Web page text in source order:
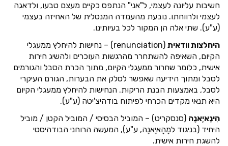
חשיבות עליונה לעצמי, ל"אני" הנתפס כקיים מעצם טבעו, ולדאגה
לעצמי ולרווחתו. נובעת מהעמדה המנטלית של האחיזה בעצמי
(ע"ע). שתי אלה הן המקור לכל בעיותינו.
היחלצות וודאית
(renunciation) – נחישות להיחלץ ממעגלי
הקיום, השאיפה להשתחרר מהרגשות העוכרים ולהשיג חירות
אישית, כלומר שחרור ממעגלי הקיום, מתוך הכרת הסבל והגורמים
לסבל ומתוך הידיעה שאפשר לסלק את הבערות, הגורם העיקרי
לסבל, באמצעות הבנת הריקוּת. הנחישות להיחלץ ממעגלי הקיום
היא תנאי מקדים הכרחי לפיתוח בודהיצ'יטה (ע"ע).
הִינָאיָאנָה (סנסקריט) – המוביל הבסיסי / המוביל הקטן / מוביל
היחיד (בניגוד למָהָאיָאנָה, ע"ע), המעשה הרוחני הבודהיסטי
להשגת חירות אישית.